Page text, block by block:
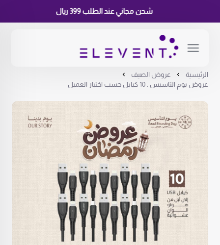
شحن مجاني عند الطلب 399 ريال
الرئيسية
عروض الصيف
عروض يوم التاسيس : 10 كيابل حسب اختيار العميل